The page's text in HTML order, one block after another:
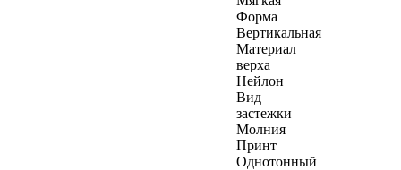
Форма
Вертикальная
Материал
верха
Нейлон
Вид
застежки
Молния
Принт
Однотонный